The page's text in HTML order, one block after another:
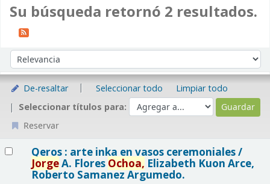
Su búsqueda retornó 2 resultados.
Ordenar por:
De-resaltar Seleccionar todo
Limpiar todo
Seleccionar títulos para:
Reservar
Qeros : arte inka en vasos ceremoniales /
JorgeA. Flores Ochoa, Elizabeth Kuon Arce,
Roberto Samanez Argumedo.